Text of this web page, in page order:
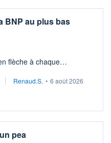
BNP au plus bas
flèche à chaque
pour sa retraite.
Renaud.S. • 6 août 2026
pea